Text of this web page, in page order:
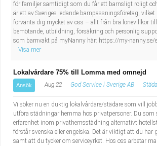
för familjer samtidigt som du får ett barnsligt roligt
är ett av Sveriges ledande barnpassningsföretag,
förvänta dig mycket av oss – allt från bra lönevillkor
bemötande, utbildning, försäkring och personlig
som barnvakt på myNanny här: https://my-nanny.se/
Visa mer
Lokalvårdare 75% till Lomma med omnejd
Ansök Aug 22 God Service i Sverige AB
Vi söker nu en duktig lokalvårdare/städare som vill
utföra städningar hemma hos privatpersoner. Du som
erfarenhet inom privathemsstädning alternativt
förstår svenska eller engelska. Det är viktigt att du har
samt att du tycker om serviceyrket. Hos oss arbetar